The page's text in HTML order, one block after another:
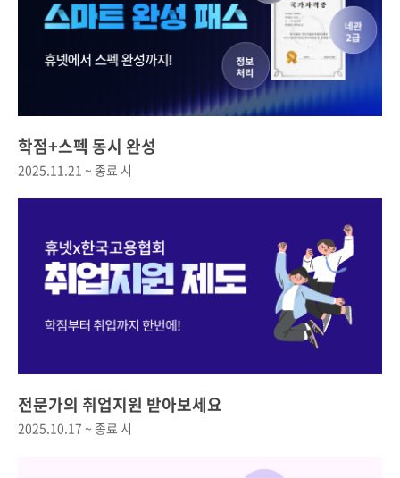
학점+스펙 동시 완성
2025.11.21 ~ 종료 시
전문가의 취업지원 받아보세요
2025.10.17 ~ 종료 시